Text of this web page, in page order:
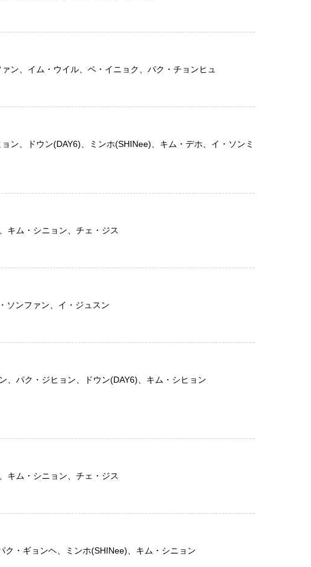
ン、イム・ウイル、ペ・イニョク、パク・チョンヒュ
ン、ドウン(DAY6)、ミンホ(SHINee)、キム・デホ、イ・ソンミ
キム・シニョン、チェ・ジス
ソンファン、イ・ジュスン
、パク・ジヒョン、ドウン(DAY6)、キム・シヒョン
キム・シニョン、チェ・ジス
・ギョンヘ、ミンホ(SHINee)、キム・シニョン